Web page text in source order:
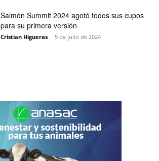
Salmón Summit 2024 agotó todos sus cupos
para su primera versión
Cristian Higueras - 5 de julio de 2024